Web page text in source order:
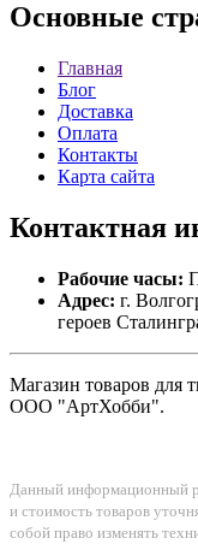
Основные
Главная
Блог
Доставка
Оплата
Контакты
Карта сайта
Контактная
Рабочие часы:
Адрес: г.
героев
Магазин товаров для
ООО "АртХобби".
Данный информационный
и стоимость товаров
собой право изменять